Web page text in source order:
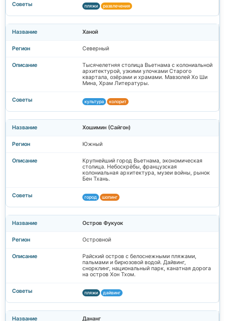
пляжи развлечения
Ханой
Северный
Тысячелетняя столица Вьетнама с колониальной
архитектурой, узкими улочками Старого
квартала, озёрами и храмами. Мавзолей Хо Ши
Мина, Храм Литературы.
культура колорит
Хошимин (Сайгон)
Южный
Крупнейший город Вьетнама, экономическая
столица. Небоскрёбы, французская
колониальная архитектура, музеи войны, рынок
Бен Тхань.
город шопинг
Остров Фукуок
Островной
Райский остров с белоснежными пляжами,
пальмами и бирюзовой водой. Дайвинг,
снорклинг, национальный парк, канатная дорога
на остров Хон Тхом.
пляжи дайвинг
Дананг